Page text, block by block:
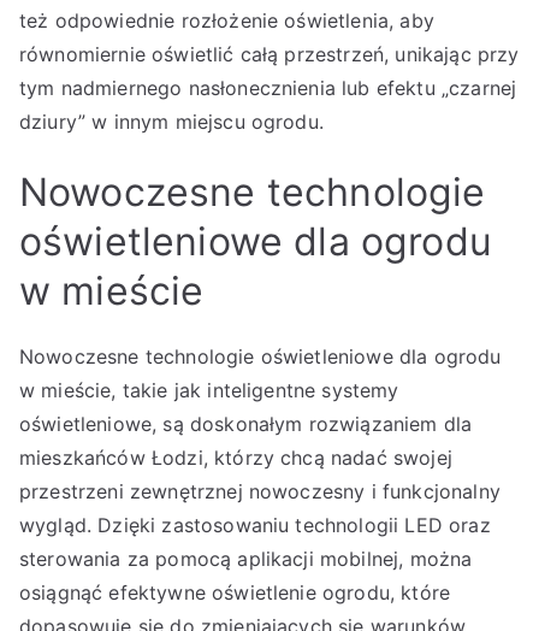
też odpowiednie rozłożenie oświetlenia, aby
równomiernie oświetlić całą przestrzeń, unikając przy
tym nadmiernego nasłonecznienia lub efektu „czarnej
dziury” w innym miejscu ogrodu.
Nowoczesne technologie
oświetleniowe dla ogrodu
w mieście
Nowoczesne technologie oświetleniowe dla ogrodu
w mieście, takie jak inteligentne systemy
oświetleniowe, są doskonałym rozwiązaniem dla
mieszkańców Łodzi, którzy chcą nadać swojej
przestrzeni zewnętrznej nowoczesny i funkcjonalny
wygląd. Dzięki zastosowaniu technologii LED oraz
sterowania za pomocą aplikacji mobilnej, można
osiągnąć efektywne oświetlenie ogrodu, które
dopasowuje się do zmieniających się warunków